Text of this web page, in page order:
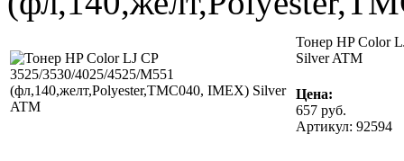
Тонер HP Color
Silver ATM
Цена:
657 руб.
Артикул: 92594